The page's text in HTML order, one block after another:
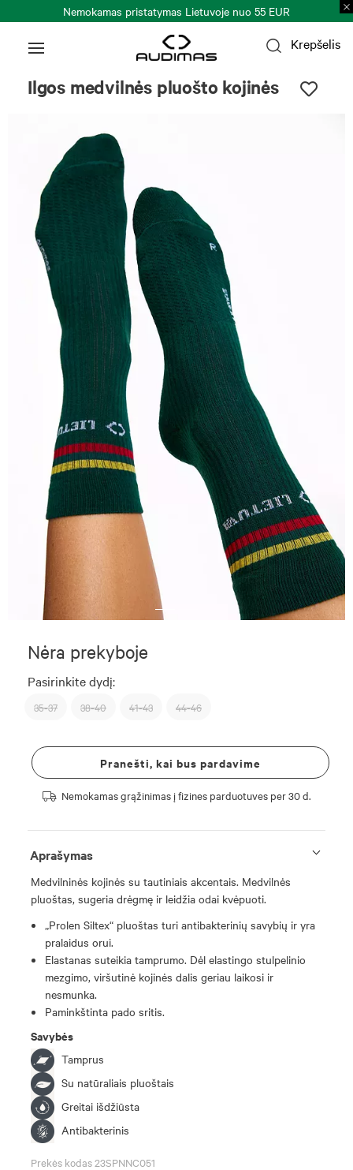
Nemokamas pristatymas Lietuvoje nuo 55 EUR
Krepšelis
Ilgos medvilnės pluošto kojinės
Nėra prekyboje
Pasirinkite dydį:
35-37 38-40 41-43 44-46
Pranešti, kai bus pardavime
Nemokamas grąžinimas į fizines parduotuves per 30 d.
Aprašymas
Medvilninės kojinės su tautiniais akcentais. Medvilnės
pluoštas, sugeria drėgmę ir leidžia odai kvėpuoti.
„Prolen Siltex“ pluoštas turi antibakterinių savybių ir yra
pralaidus orui.
Elastanas suteikia tamprumo. Dėl elastingo stulpelinio
mezgimo, viršutinė kojinės dalis geriau laikosi ir
nesmunka.
Paminkštinta pado sritis.
Savybės
Tamprus
Su natūraliais pluoštais
Greitai išdžiūsta
Antibakterinis
Prekės kodas 23SPNNC051